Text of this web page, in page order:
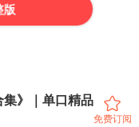
版
》｜单口精品
免费订阅